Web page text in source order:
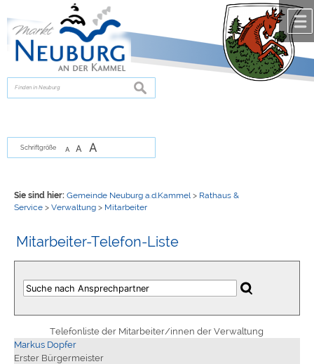
zur Navigationoder
springen.
suchen
Schriftgröße A A A
Sie sind hier: Gemeinde Neuburg a.d.Kammel > Rathaus &
Service> Verwaltung> Mitarbeiter
Mitarbeiter-Telefon-Liste
Telefonliste der Mitarbeiter/innen der Verwaltung
Markus Dopfer
Erster Bürgermeister